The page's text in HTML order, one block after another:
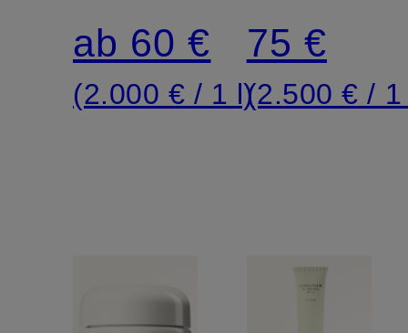
CREAM
- Travel
Size
ab 60 €
(2.000 € / 1 l)
75 €
(2.500 € /